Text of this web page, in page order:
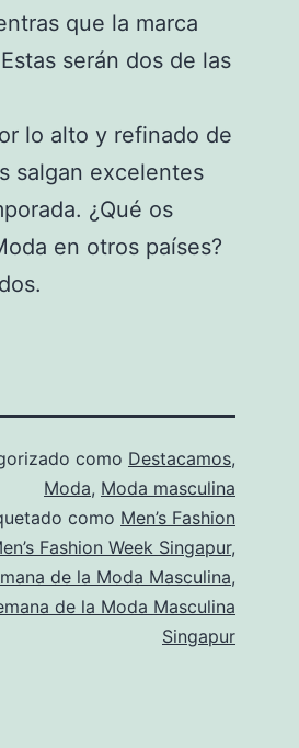
que la marca
serán dos de las
lo alto y refinado de
salgan excelentes
¿Qué os
en otros países?
como Destacamos,
Moda, Moda masculina
como Men’s Fashion
Fashion Week Singapur,
de la Moda Masculina,
de la Moda Masculina
Singapur